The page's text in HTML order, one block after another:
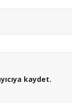
kaydet.